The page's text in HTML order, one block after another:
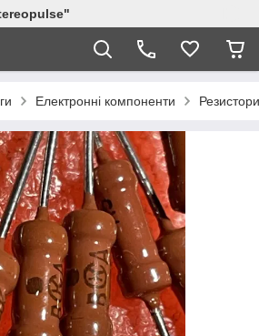
Електронні компоненти Резистори